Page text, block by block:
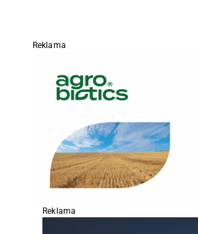
Reklama
Reklama